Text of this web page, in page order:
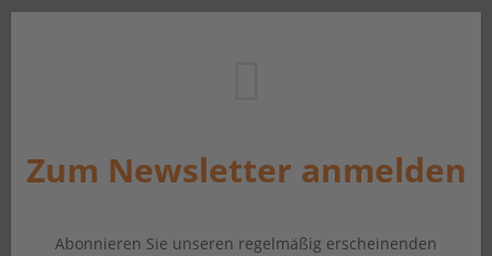
Zum Newsletter anmelden
Abonnieren Sie unseren regelmäßig erscheinenden